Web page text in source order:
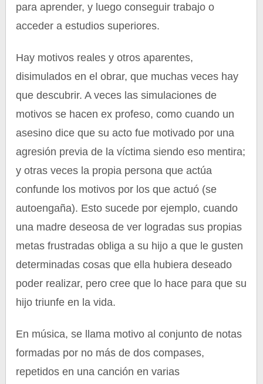
para aprender, y luego conseguir trabajo o
acceder a estudios superiores.
Hay motivos reales y otros aparentes,
disimulados en el obrar, que muchas veces hay
que descubrir. A veces las simulaciones de
motivos se hacen ex profeso, como cuando un
asesino dice que su acto fue motivado por una
agresión previa de la víctima siendo eso mentira;
y otras veces la propia persona que actúa
confunde los motivos por los que actuó (se
autoengaña). Esto sucede por ejemplo, cuando
una madre deseosa de ver logradas sus propias
metas frustradas obliga a su hijo a que le gusten
determinadas cosas que ella hubiera deseado
poder realizar, pero cree que lo hace para que su
hijo triunfe en la vida.
En música, se llama motivo al conjunto de notas
formadas por no más de dos compases,
repetidos en una canción en varias